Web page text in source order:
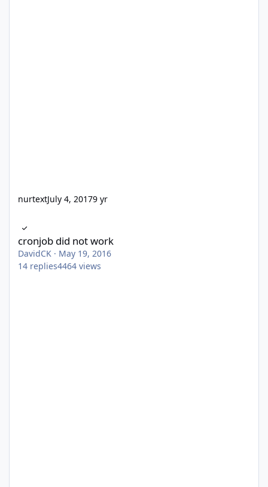
nurtextJuly 4, 20179 yr
cronjob did not work
DavidCK · May 19, 2016
14 replies4464 views